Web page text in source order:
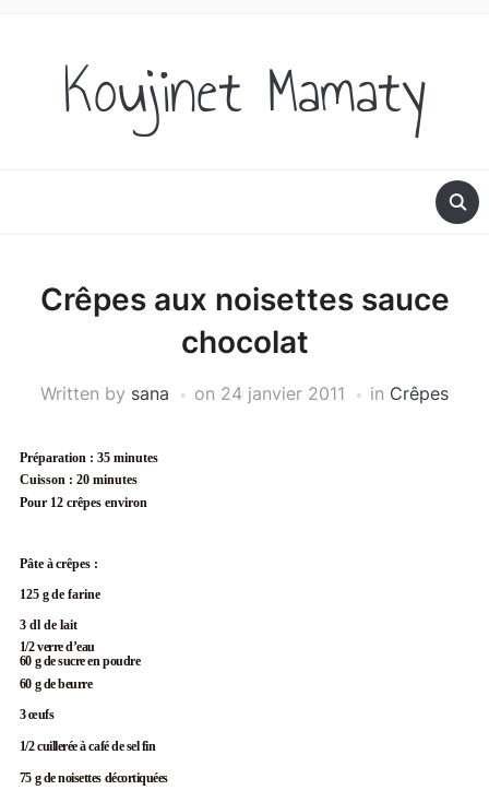
Koujinet Mamaty
Crêpes aux noisettes sauce
chocolat
Written by sana on 24 janvier 2011 in Crêpes
Préparation : 35 minutes
Cuisson : 20 minutes
Pour 12 crêpes environ
Pâte àcrêpes :
125 gde farine
3 dl de lait
1/2 verre d’eau
60 g de sucre en poudre
60 g de beurre
3 œufs
1/2 cuillerée à café de sel fin
75 g de noisettes décortiquées